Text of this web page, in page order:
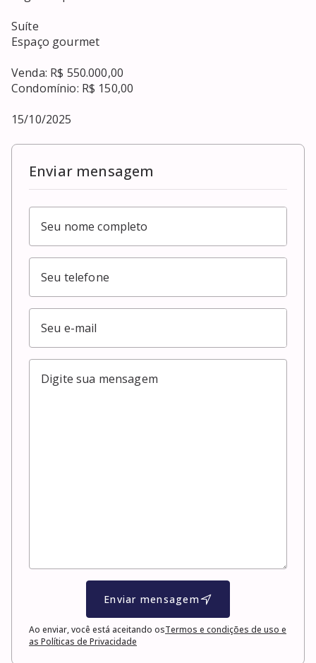
Suíte
Espaço gourmet
Venda: R$ 550.000,00
Condomínio: R$ 150,00
15/10/2025
Enviar mensagem
Enviar mensagem
Ao enviar, você está aceitando osTermos e condições de uso e
as Políticas de Privacidade